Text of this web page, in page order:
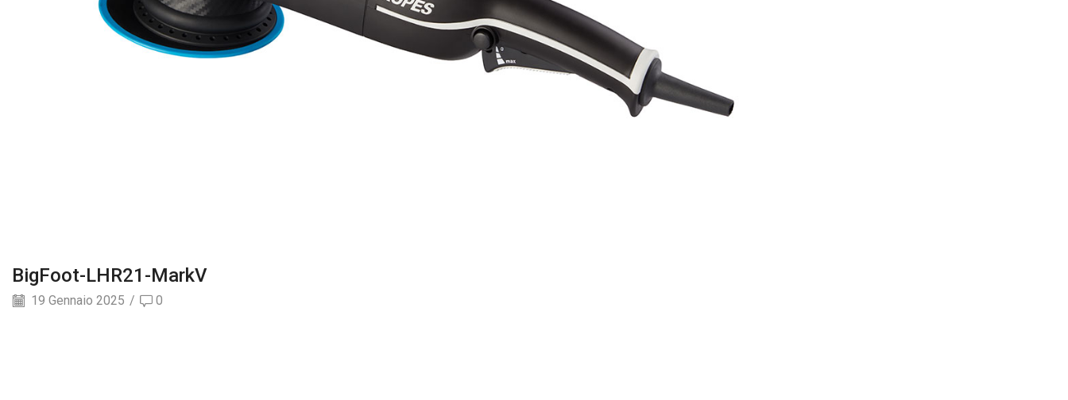
BigFoot-LHR21-MarkV
19 Gennaio 2025 / 0